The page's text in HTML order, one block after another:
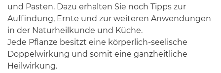
und Pasten. Dazu erhalten Sie noch Tipps zur
Auffindung, Ernte und zur weiteren Anwendungen
in der Naturheilkunde und Küche.
Jede Pflanze besitzt eine körperlich-seelische
Doppelwirkung und somit eine ganzheitliche
Heilwirkung.